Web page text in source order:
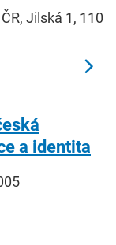
Jilská 1, 110
a identita